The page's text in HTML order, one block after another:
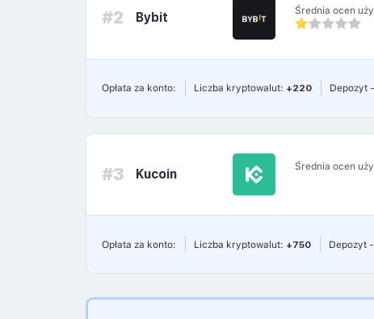
#2 Bybit Średnia ocen
Opłata za konto: Liczba kryptowalut: +220 Depozyt
#3 Kucoin Średnia ocen
Opłata za konto: Liczba kryptowalut: +750 Depozyt